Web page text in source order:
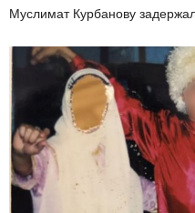
Муслимат Курбанову